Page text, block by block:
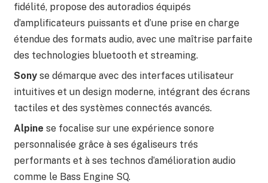
fidélité, propose des autoradios équipés
d’amplificateurs puissants et d’une prise en charge
étendue des formats audio, avec une maîtrise parfaite
des technologies bluetooth et streaming.
Sony se démarque avec des interfaces utilisateur
intuitives et un design moderne, intégrant des écrans
tactiles et des systèmes connectés avancés.
Alpine se focalise sur une expérience sonore
personnalisée grâce à ses égaliseurs trés
performants et à ses technos d’amélioration audio
comme le Bass Engine SQ.